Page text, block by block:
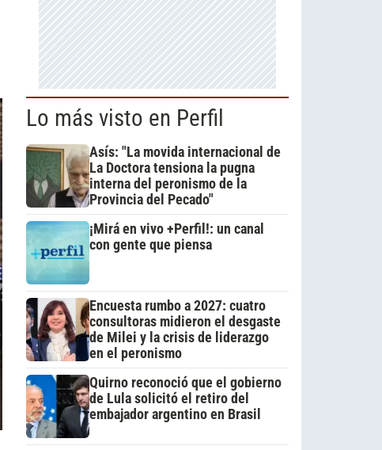
Lo más visto en Perfil
Asís: "La movida internacional de
La Doctora tensiona la pugna
interna del peronismo de la
Provincia del Pecado"
¡Mirá en vivo +Perfil!: un canal
con gente que piensa
Encuesta rumbo a 2027: cuatro
consultoras midieron el desgaste
de Milei y la crisis de liderazgo
en el peronismo
Quirno reconoció que el gobierno
de Lula solicitó el retiro del
embajador argentino en Brasil